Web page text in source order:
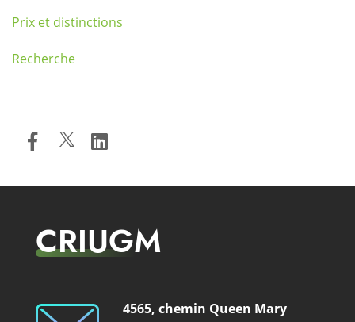
Prix et distinctions
Recherche
CRIUGM
4565, chemin Queen Mary